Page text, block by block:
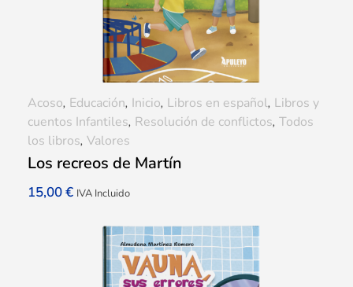
Los recreos de Martín
15,00€ IVA Incluido
Acoso, Educación, Inicio, Libros en español, Libros y
cuentos Infantiles, Resolución de conflictos, Todos
los libros, Valores